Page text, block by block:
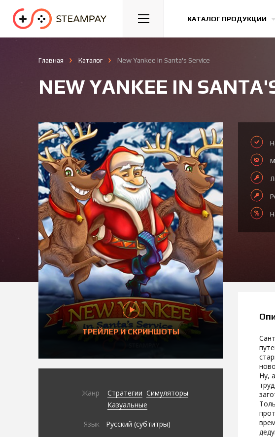
КАТАЛОГ ПРОДУКЦИИ
Спорт Гонки Казуальные Все игры
Главная Каталог New Yankee In Santa's Service
NEW YANKEE IN
ТРЕЙЛЕР И СКРИНШОТЫ
Жанр Стратегии Симуляторы
Казуальные
Язык Русский (субтитры)
Ну,